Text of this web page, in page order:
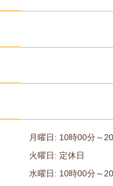
月曜日: 10時00分～
火曜日: 定休日
水曜日: 10時00分～